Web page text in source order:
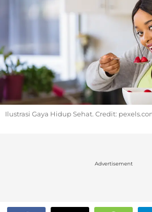
Ilustrasi Gaya Hidup Sehat. Credit:
Advertisement